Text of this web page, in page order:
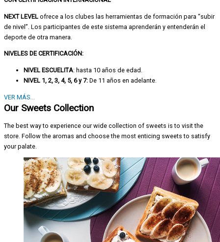
NEXT LEVEL ofrece a los clubes las herramientas de formación para “subir
de nivel”. Los participantes de este sistema aprenderán y entenderán el
deporte de otra manera.
NIVELES DE CERTIFICACIÓN:
NIVEL ESCUELITA: hasta 10 años de edad.
NIVEL 1, 2, 3, 4, 5, 6 y 7: De 11 años en adelante.
VER MÁS...
Our Sweets Collection
The best way to experience our wide collection of sweets is to visit the
store. Follow the aromas and choose the most enticing sweets to satisfy
your palate.